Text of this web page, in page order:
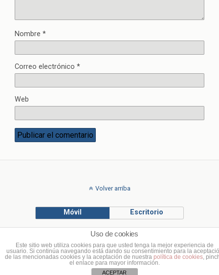
Nombre *
Correo electrónico *
Web
Volver arriba
Móvil Escritorio
© Francisco Ponce Carrasco
Uso de cookies
Este sitio web utiliza cookies para que usted tenga la mejor experiencia de
usuario. Si continúa navegando está dando su consentimiento para la
de las mencionadas cookies y la aceptación de nuestra política de cookies,
el enlace para mayor información.
ACEPTAR